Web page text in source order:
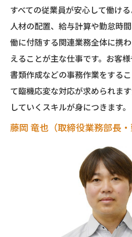
すべての従業員が安心して働ける
人材の配置、給与計算や勤怠時
働に付随する関連業務全体に携
えることが主な仕事です。お客
書類作成などの事務作業をする
て臨機応変な対応が求められま
していくスキルが身につきます。
藤岡 竜也（取締役業務部長・